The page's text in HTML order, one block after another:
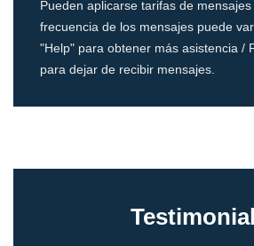
Pueden aplicarse tarifas de
frecuencia de los mensajes puede
"Help" para obtener más asistencia /
para dejar de recibir mensajes.